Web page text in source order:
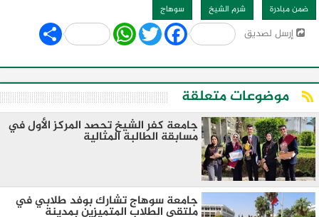
ضمن مبادرة شرم الشيخ سوهاج
إرسل لصديق Share WhatsApp
Twitter Facebook
موضوعات متعلقة
جامعة كفر الشيخ تحصد المركز الأول في
مسابقة الطالبة المثالية
جامعة سوهاج تشارك بوفد طلابي في
ملتقى الطلاب المتميزين بمدينة